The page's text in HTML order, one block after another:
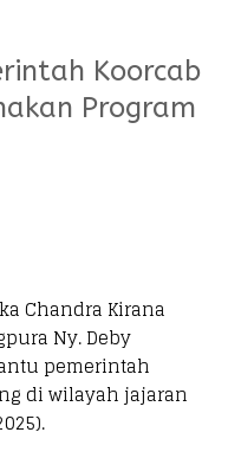
Koorcab
Program
Chandra Kirana
Ny. Deby
pemerintah
di wilayah jajaran